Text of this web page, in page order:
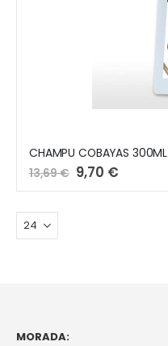
CHAMPU COBAYAS 300ML
13,69 € Preço
Especial
9,70 €
MORADA: